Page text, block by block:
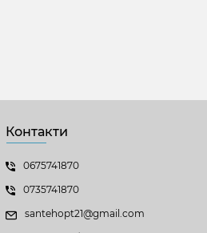
Контакти
0675741870
0735741870
santehopt21@gmail.com